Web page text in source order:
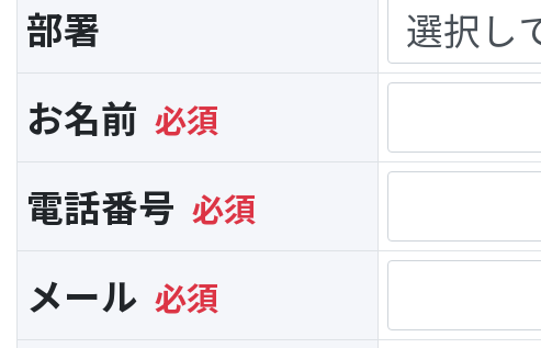
部署
お名前
電話番号
メール